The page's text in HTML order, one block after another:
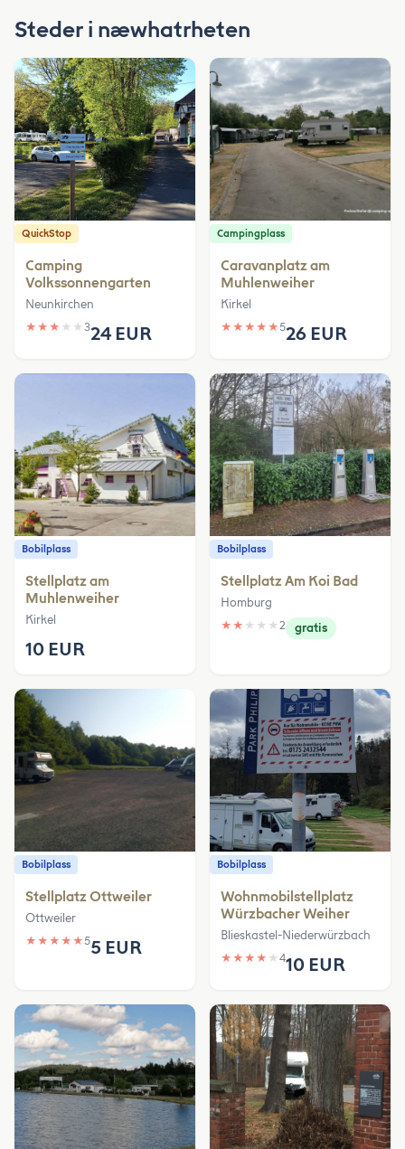
Steder i næwhatrheten
QuickStop
Camping
Volkssonnengarten
Neunkirchen
★ ★ ★ ★ ★ 324 EUR
Campingplass
Caravanplatz am
Muhlenweiher
Kirkel
★ ★ ★ ★ ★526 EUR
Bobilplass
Stellplatz am
Muhlenweiher
Kirkel
10 EUR
Bobilplass
Stellplatz Am Koi Bad
Homburg
★ ★ ★ ★ ★ 2 gratis
Bobilplass
Stellplatz Ottweiler
Ottweiler
★ ★ ★ ★ ★55 EUR
Bobilplass
Wohnmobilstellplatz
Würzbacher Weiher
Blieskastel-Niederwürzbach
★ ★ ★ ★ ★ 410 EUR